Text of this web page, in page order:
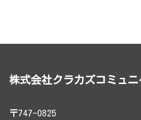
株式会社クラカズコミュ
〒747-0825